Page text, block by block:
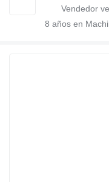
8 años en